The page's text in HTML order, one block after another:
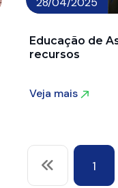
Educação de
recursos
Veja mais
1